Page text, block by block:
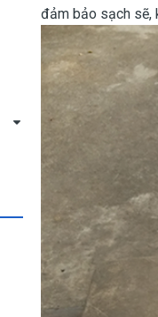
đảm bảo sạch sẽ,